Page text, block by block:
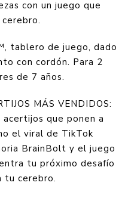
con un juego que
tablero de juego, dado
con cordón. Para 2
de 7 años.
MÁS VENDIDOS:
que ponen a
el viral de TikTok
BrainBolt y el juego
tu próximo desafío
tu cerebro.